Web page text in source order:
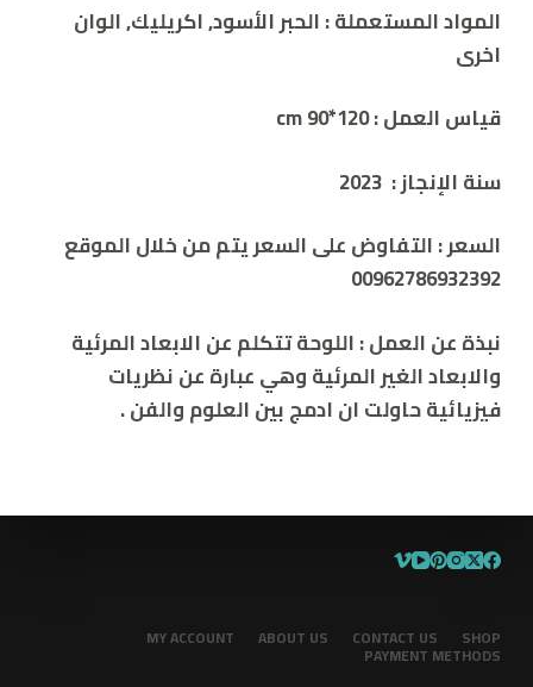
المواد المستعملة :الحبر الأسود, اكريليك, الوان
اخرى
قياس العمل : 120*90 cm
سنة الإنجاز : 2023
السعر :التفاوض على السعر يتم من خلال الموقع
00962786932392
نبذة عن العمل :اللوحة تتكلم عن الابعاد المرئية
والابعاد الغير المرئية وهي عبارة عن نظريات
فيزيائية حاولت ان ادمج بين العلوم والفن .
SHOP
CONTACT US
ABOUT US
MY ACCOUNT
PAYMENT METHODS